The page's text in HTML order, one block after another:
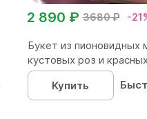
3680 ₽ -
2 890 ₽
Букет из пионовидных
кустовых роз и
Купить